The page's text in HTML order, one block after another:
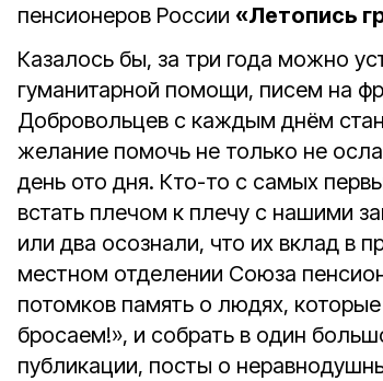
пенсионеров России «Летопись
Казалось бы, за три года можно
гуманитарной помощи, писем на
Добровольцев с каждым днём
желание помочь не только не
день ото дня. Кто-то с самых
встать плечом к плечу с нашими
или два осознали, что их вклад в
местном отделении Союза
потомков память о людях,
бросаем!», и собрать в один
публикации, посты о